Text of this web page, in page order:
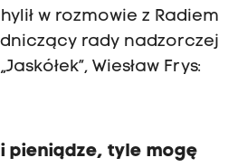
w rozmowie z Radiem
rady nadzorczej
Wiesław Frys:
pieniądze, tyle mogę